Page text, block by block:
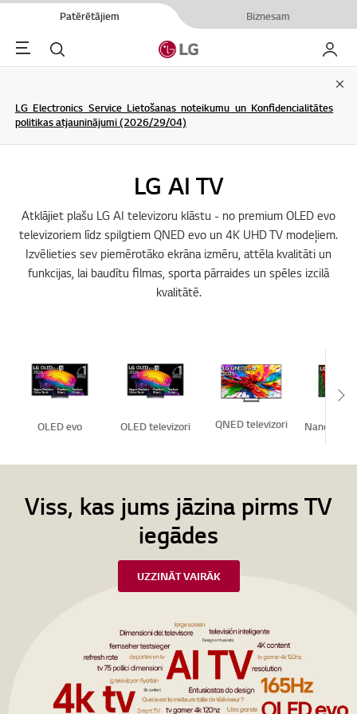
Patērētājiem Biznesam
Menu Meklēt Mans
LG Electronics Service Lietošanas noteikumu un Konfidencialitātes
politikas atjauninājumi (2026/29/04)
LG AI TV
Atklājiet plašu LG AI televizoru klāstu - no premium OLED evo
televizoriem līdz spilgtiem QNED evo un 4K UHD TV modeļiem.
Izvēlieties sev piemērotāko ekrāna izmēru, attēla kvalitāti un
funkcijas, lai baudītu filmas, sporta pārraides un spēles izcilā
kvalitātē.
OLED evo OLED televizori QNED televizori NanoCell
Viss, kas jums jāzina pirms TV
iegādes
UZZINĀT VAIRĀK